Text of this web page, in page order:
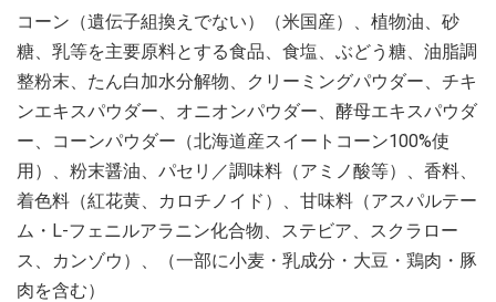
コーン（遺伝子組換えでない）（米国産）、植物油、砂
糖、乳等を主要原料とする食品、食塩、ぶどう糖、油脂調
整粉末、たん白加水分解物、クリーミングパウダー、チキ
ンエキスパウダー、オニオンパウダー、酵母エキスパウダ
ー、コーンパウダー（北海道産スイートコーン100%使
用）、粉末醤油、パセリ／調味料（アミノ酸等）、香料、
着色料（紅花黄、カロチノイド）、甘味料（アスパルテー
ム・L-フェニルアラニン化合物、ステビア、スクラロー
ス、カンゾウ）、（一部に小麦・乳成分・大豆・鶏肉・豚
肉を含む）